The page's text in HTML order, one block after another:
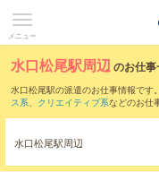
メニュー
水口松尾駅周辺のお仕
水口松尾駅の派遣のお仕事情報です。
ス系、 クリエイティブ系などのお仕
また、三雲駅・甲西駅
ご確認いただけます。
水口松尾駅周辺